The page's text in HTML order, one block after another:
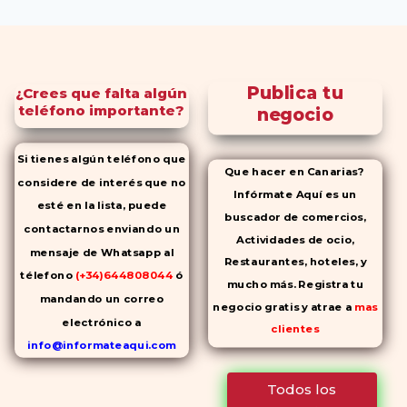
¿Crees que falta algún
teléfono importante?
Si tienes algún teléfono que
considere de interés que no
esté en la lista, puede
contactarnos enviando un
mensaje de Whatsapp al
télefono (+34)644808044 ó
mandando un correo
electrónico a
info@informateaqui.com
Mientras que antes la
Publica tu
negocio
Que hacer en Canarias?
Infórmate Aquí es un
buscador de comercios,
Actividades de ocio,
Restaurantes, hoteles, y
mucho más. Registra tu
negocio gratis y atrae a mas
clientes
Todos los